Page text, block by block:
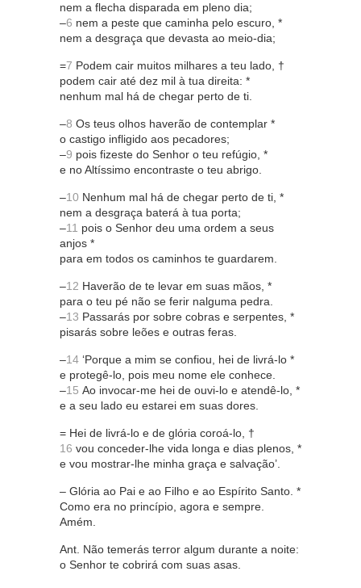
nem a flecha disparada em pleno dia;
–6 nem a peste que caminha pelo escuro, *
nem a desgraça que devasta ao meio-dia;
=7 Podem cair muitos milhares a teu lado, †
podem cair até dez mil à tua direita: *
nenhum mal há de chegar perto de ti.
–8 Os teus olhos haverão de contemplar *
o castigo infligido aos pecadores;
–9 pois fizeste do Senhor o teu refúgio, *
e no Altíssimo encontraste o teu abrigo.
–10 Nenhum mal há de chegar perto de ti, *
nem a desgraça baterá à tua porta;
–11 pois o Senhor deu uma ordem a seus
anjos *
para em todos os caminhos te guardarem.
–12 Haverão de te levar em suas mãos, *
para o teu pé não se ferir nalguma pedra.
–13 Passarás por sobre cobras e serpentes, *
pisarás sobre leões e outras feras.
–14 ‘Porque a mim se confiou, hei de livrá-lo *
e protegê-lo, pois meu nome ele conhece.
–15 Ao invocar-me hei de ouvi-lo e atendê-lo, *
e a seu lado eu estarei em suas dores.
= Hei de livrá-lo e de glória coroá-lo, †
16 vou conceder-lhe vida longa e dias plenos, *
e vou mostrar-lhe minha graça e salvação’.
– Glória ao Pai e ao Filho e ao Espírito Santo. *
Como era no princípio, agora e sempre.
Amém.
Ant. Não temerás terror algum durante a noite:
o Senhor te cobrirá com suas asas.